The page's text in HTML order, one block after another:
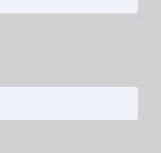
2026